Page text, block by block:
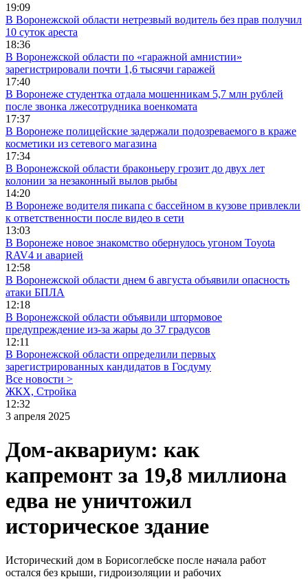
19:09
В Воронежской области нетрезвый водитель без прав получил
10 суток ареста
18:36
В Воронежской области по «гаражной амнистии»
зарегистрировали почти 1,6 тысячи гаражей
17:40
В Воронеже студентка отдала мошенникам 5,7 млн рублей
после звонка лжесотрудника военкомата
17:37
В Воронеже полицейские задержали подозреваемого в краже
косметики из сетевого магазина
17:34
В Воронежской области браконьеру грозит до двух лет
колонии за незаконный вылов рыбы
14:20
В Воронеже водителя пикапа с бассейном в кузове привлекли
к ответственности после видео в сети
13:03
В Воронеже новое знакомство обернулось угоном Toyota
RAV4 и аварией
12:58
В Воронежской области днем 6 августа объявили опасность
атаки БПЛА
12:18
В Воронежской области объявили штормовое
предупреждение из-за жары до 37 градусов
12:11
В Воронежской области определили первых
зарегистрированных кандидатов в Госдуму
Все новости >
ЖКХ, Стройка
12:32
3 апреля 2025
Дом-аквариум: как
капремонт за 19,8 миллиона
едва не уничтожил
историческое здание
Исторический дом в Борисоглебске после начала работ
остался без крыши, гидроизоляции и рабочих